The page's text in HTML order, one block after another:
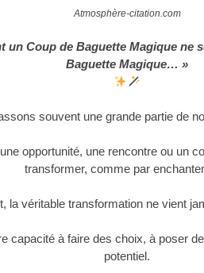
Atmosphère-citation.com
un Coup de Baguette Magique ne
Baguette Magique… »
souvent une grande partie de
opportunité, une rencontre ou un
transformer, comme par
la véritable transformation ne vient
capacité à faire des choix, à poser
potentiel.